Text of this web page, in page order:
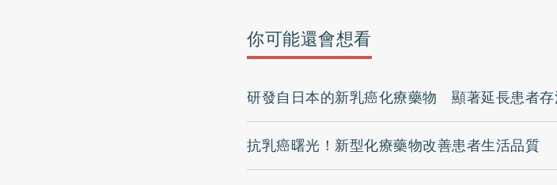
你可能還會想看
研發自日本的新乳癌化療藥物 顯著延長患者存
抗乳癌曙光！新型化療藥物改善患者生活品質